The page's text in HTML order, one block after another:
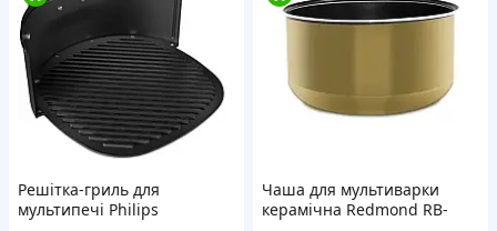
Решітка-гриль для
мультипечі Philips
Чаша для мультиварки
керамічна Redmond RB-